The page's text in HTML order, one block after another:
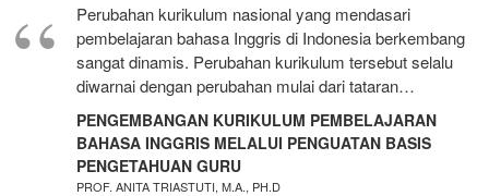
Perubahan kurikulum nasional yang mendasari
pembelajaran bahasa Inggris di Indonesia berkembang
sangat dinamis. Perubahan kurikulum tersebut selalu
diwarnai dengan perubahan mulai dari tataran…
PENGEMBANGAN KURIKULUM PEMBELAJARAN
BAHASA INGGRIS MELALUI PENGUATAN BASIS
PENGETAHUAN GURU
PROF. ANITA TRIASTUTI, M.A., PH.D